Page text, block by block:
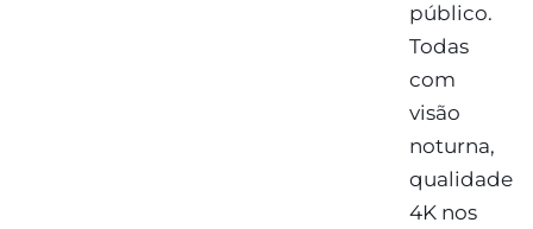
público.
Todas
com
visão
noturna,
qualidade
4K nos